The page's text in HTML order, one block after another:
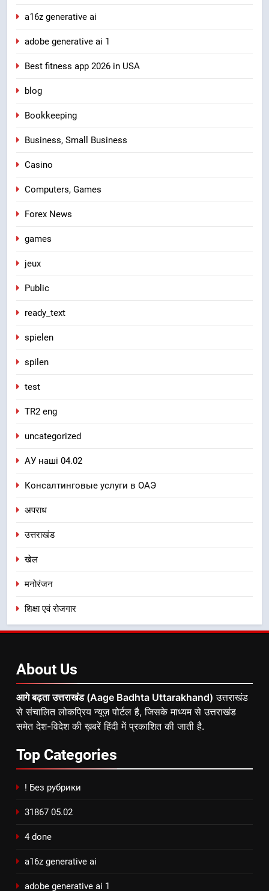
a16z generative ai
adobe generative ai 1
Best fitness app 2026 in USA
blog
Bookkeeping
Business, Small Business
Casino
Computers, Games
Forex News
games
jeux
Public
ready_text
spielen
spilen
test
TR2 eng
uncategorized
АУ наші 04.02
Консалтинговые услуги в ОАЭ
अपराध
उत्तराखंड
खेल
मनोरंजन
शिक्षा एवं रोजगार
About Us
आगे बढ़ता उत्तराखंड (Aage Badhta Uttarakhand) उत्तराखंड
से संचालित लोकप्रिय न्यूज़ पोर्टल है, जिसके माध्यम से उत्तराखंड
समेत देश-विदेश की ख़बरें हिंदी में प्रकाशित की जाती है.
Top Categories
! Без рубрики
31867 05.02
4 done
a16z generative ai
adobe generative ai 1